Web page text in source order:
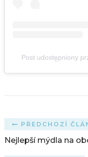
Post udostępniony
PŘEDCHOZÍ
Nejlepší mýdla na